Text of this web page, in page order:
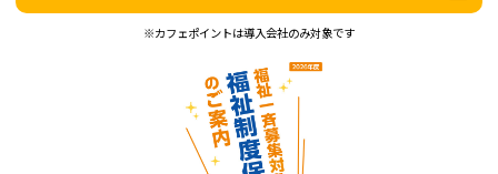
※カフェポイントは導入会社のみ対象です